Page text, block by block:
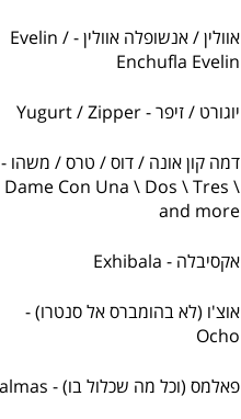
אוולין / אנשופלה אוולין - Evelin /
Enchufla Evelin
יוגורט / זיפר - Yugurt / Zipper
דמה קון אונה / דוס / טרס / משהו -
Dame Con Una \ Dos \ Tres \
and more
אקסיבלה - Exhibala
אוצ'ו (לא בהומברס אל סנטרו) -
Ocho
פאלמס (וכל מה שכלול בו) - Palmas